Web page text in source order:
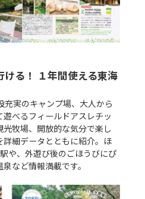
る！ １年間使える東海
実のキャンプ場、大人から
べるフィールドアスレチッ
牧場、開放的な気分で楽し
細データとともに紹介。ほ
や、外遊び後のごほうびにぴ
など情報満載です。